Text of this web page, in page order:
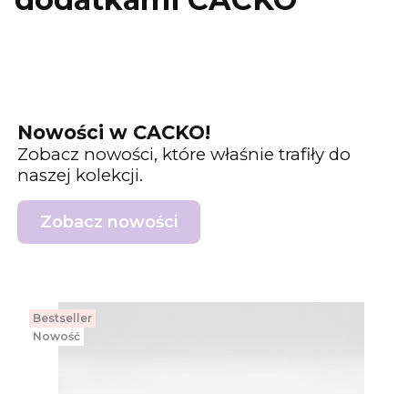
Nowości w CACKO!
Zobacz nowości, które właśnie trafiły do
naszej kolekcji.
Zobacz nowości
Bestseller
Nowość